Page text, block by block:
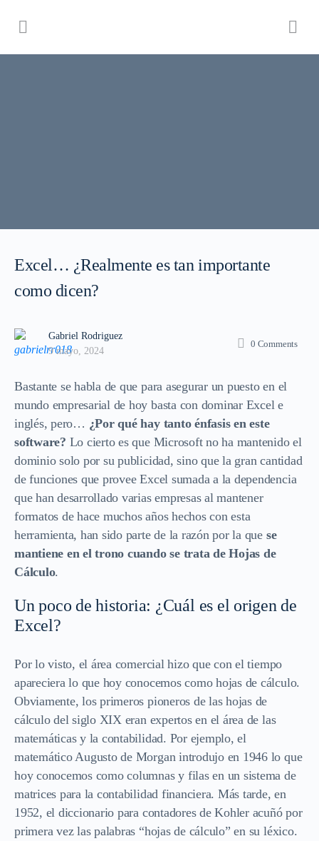
Excel… ¿Realmente es tan importante
como dicen?
Gabriel Rodriguez
9 mayo, 2024
0 Comments
Bastante se habla de que para asegurar un puesto en el
mundo empresarial de hoy basta con dominar Excel e
inglés, pero… ¿Por qué hay tanto énfasis en este
software? Lo cierto es que Microsoft no ha mantenido el
dominio solo por su publicidad, sino que la gran cantidad
de funciones que provee Excel sumada a la dependencia
que han desarrollado varias empresas al mantener
formatos de hace muchos años hechos con esta
herramienta, han sido parte de la razón por la que se
mantiene en el trono cuando se trata de Hojas de
Cálculo.
Un poco de historia: ¿Cuál es el origen de
Excel?
Por lo visto, el área comercial hizo que con el tiempo
apareciera lo que hoy conocemos como hojas de cálculo.
Obviamente, los primeros pioneros de las hojas de
cálculo del siglo XIX eran expertos en el área de las
matemáticas y la contabilidad. Por ejemplo, el
matemático Augusto de Morgan introdujo en 1946 lo que
hoy conocemos como columnas y filas en un sistema de
matrices para la contabilidad financiera. Más tarde, en
1952, el diccionario para contadores de Kohler acuñó por
primera vez las palabras “hojas de cálculo” en su léxico.